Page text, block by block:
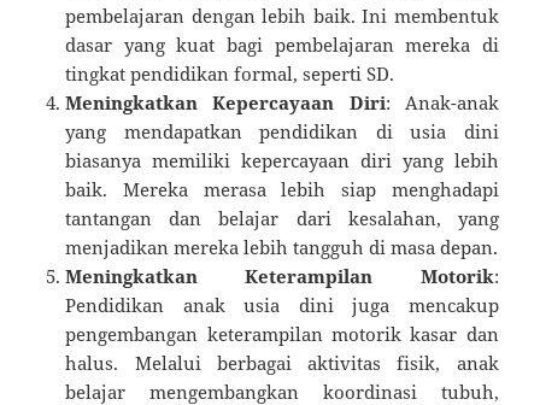
pembelajaran dengan lebih baik. Ini membentuk
dasar yang kuat bagi pembelajaran mereka di
tingkat pendidikan formal, seperti SD.
Meningkatkan Kepercayaan Diri: Anak-anak
yang mendapatkan pendidikan di usia dini
biasanya memiliki kepercayaan diri yang lebih
baik. Mereka merasa lebih siap menghadapi
tantangan dan belajar dari kesalahan, yang
menjadikan mereka lebih tangguh di masa depan.
Meningkatkan Keterampilan Motorik:
Pendidikan anak usia dini juga mencakup
pengembangan keterampilan motorik kasar dan
halus. Melalui berbagai aktivitas fisik, anak
belajar mengembangkan koordinasi tubuh,